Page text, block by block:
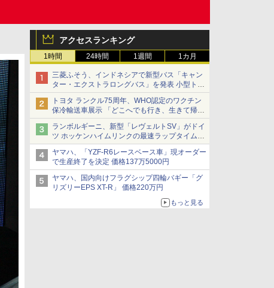
アクセスランキング
1時間 24時間 1週間 1カ月
三菱ふそう、インドネシアで新型バス「キャン
ター・エクストラロングバス」を発表 小型トラ
ックベースの観光・旅客輸送向けバス
トヨタ ランクル75周年、WHO認定のワクチン
保冷輸送車展示 「どこへでも行き、生きて帰っ
てこられる」ランドクルーザーで命をつなぐ
ランボルギーニ、新型「レヴェルトSV」がドイ
ツ ホッケンハイムリンクの最速ラップタイムを
記録
ヤマハ、「YZF-R6レースベース車」現オーダー
で生産終了を決定 価格137万5000円
ヤマハ、国内向けフラグシップ四輪バギー「グ
リズリーEPS XT-R」 価格220万円
もっと見る